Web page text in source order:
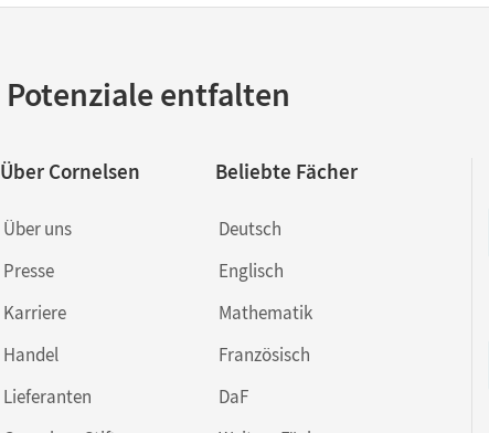
Potenziale entfalten
Über Cornelsen
Über uns
Presse
Karriere
Handel
Lieferanten
Beliebte Fächer
Deutsch
Englisch
Mathematik
Französisch
DaF